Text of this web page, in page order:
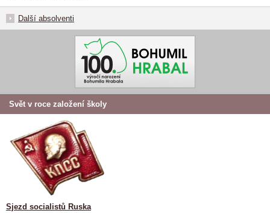
Další absolventi
Svět v roce založení školy
Sjezd socialistů Ruska